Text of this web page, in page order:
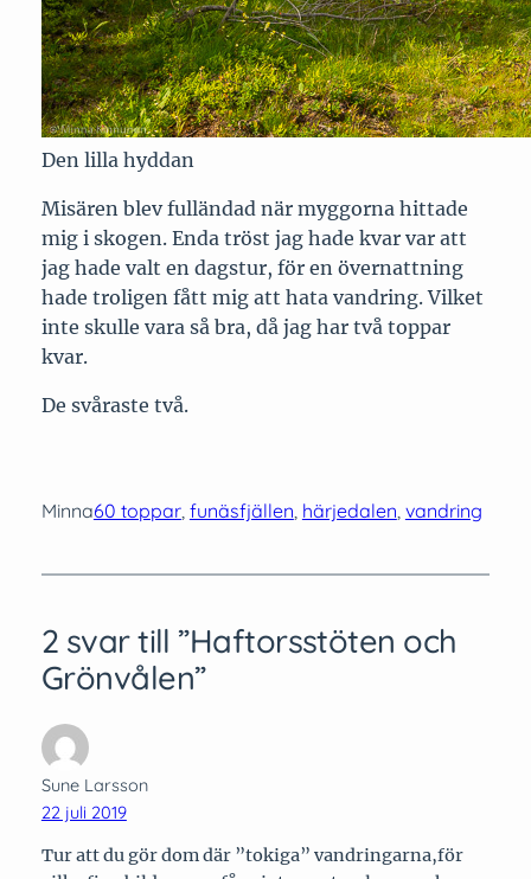
Den lilla hyddan
Misären blev fulländad när myggorna hittade
mig i skogen. Enda tröst jag hade kvar var att
jag hade valt en dagstur, för en övernattning
hade troligen fått mig att hata vandring. Vilket
inte skulle vara så bra, då jag har två toppar
kvar.
De svåraste två.
Minna60 toppar, funäsfjällen, härjedalen, vandring
2 svar till ”Haftorsstöten och
Grönvålen”
Sune Larsson
22 juli 2019
Tur att du gör dom där ”tokiga” vandringarna,för